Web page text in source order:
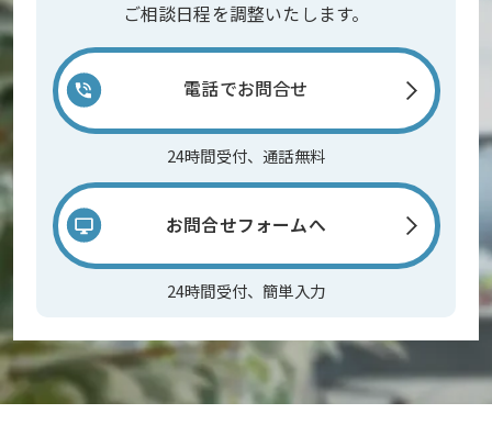
ご相談日程を調整いたします。
電話でお問合せ
24時間受付、通話無料
お問合せフォームへ
24時間受付、簡単入力